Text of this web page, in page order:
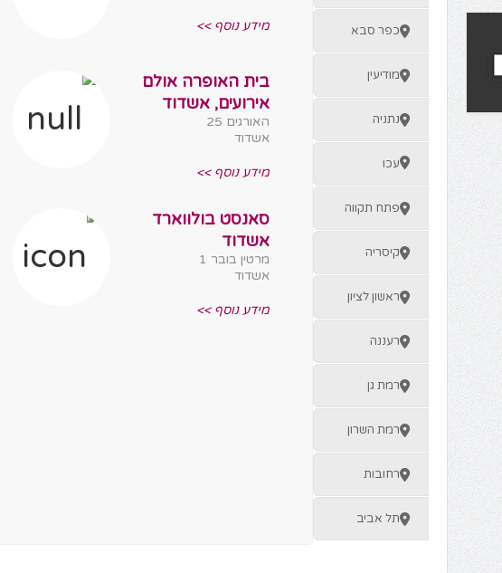
כפר סבא
מודיעין
נתניה
עכו
פתח תקווה
קיסריה
ראשון לציון
רעננה
רמת גן
רמת השרון
רחובות
תל אביב
מידע נוסף >>
בית האופרה אולם
אירועים, אשדוד
האורגים 25
אשדוד
מידע נוסף >>
סאנסט בולווארד
אשדוד
מרטין בובר 1
אשדוד
מידע נוסף >>